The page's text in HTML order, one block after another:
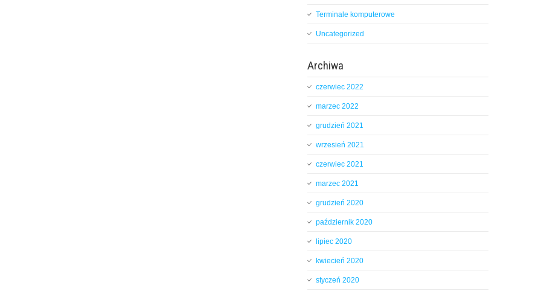
Terminale komputerowe
Uncategorized
Archiwa
czerwiec 2022
marzec 2022
grudzień 2021
wrzesień 2021
czerwiec 2021
marzec 2021
grudzień 2020
październik 2020
lipiec 2020
kwiecień 2020
styczeń 2020